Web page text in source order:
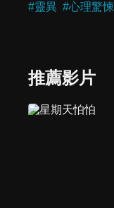
#靈異 #心理驚悚
推薦影片